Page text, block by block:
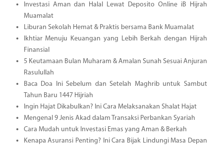
Investasi Aman dan Halal Lewat Deposito Online iB Hijrah
Muamalat
Liburan Sekolah Hemat & Praktis bersama Bank Muamalat
Ikhtiar Menuju Keuangan yang Lebih Berkah dengan Hijrah
Finansial
5 Keutamaan Bulan Muharam & Amalan Sunah Sesuai Anjuran
Rasulullah
Baca Doa Ini Sebelum dan Setelah Maghrib untuk Sambut
Tahun Baru 1447 Hijriah
Ingin Hajat Dikabulkan? Ini Cara Melaksanakan Shalat Hajat
Mengenal 9 Jenis Akad dalam Transaksi Perbankan Syariah
Cara Mudah untuk Investasi Emas yang Aman & Berkah
Kenapa Asuransi Penting? Ini Cara Bijak Lindungi Masa Depan